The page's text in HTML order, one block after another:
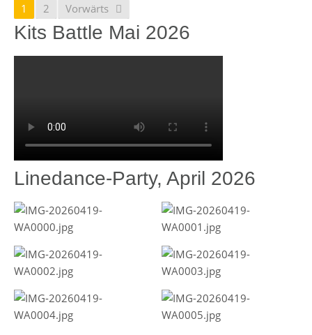
1 2 Vorwärts
Kits Battle Mai 2026
Linedance-Party, April 2026